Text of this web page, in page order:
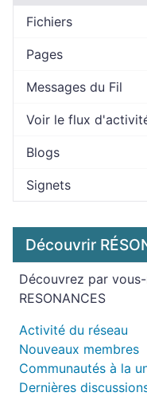
Fichiers
Pages
Messages du Fil
Voir le flux
Blogs
Signets
Découvrir
Découvrez par
RESONANCES
Activité du réseau
Nouveaux membres
Communautés à la
Dernières